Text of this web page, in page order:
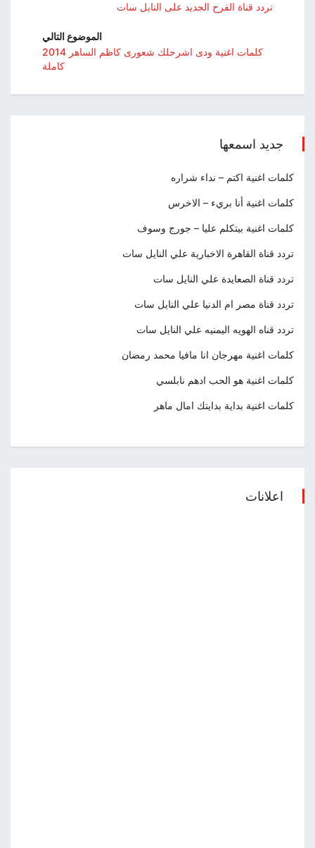
تردد قناة الفرح الجديد على النايل سات
الموضوع التالي
كلمات اغنية ودى اشرحلك شعورى كاظم الساهر 2014
كاملة
جديد اسمعها
كلمات اغنية اكتم – نداء شراره
كلمات اغنية أنا بريء – الاخرس
كلمات اغنية بيتكلم عليا – جورج وسوف
تردد قناة القاهرة الاخبارية علي النايل سات
تردد قناة الصعايدة علي النايل سات
تردد قناة مصر ام الدنيا علي النايل سات
تردد قناه الهويه اليمنيه علي النايل سات
كلمات اغنية مهرجان انا مافيا محمد رمضان
كلمات اغنية هو الحب ادهم نابلسي
كلمات اغنية بداية بدايتك امال ماهر
اعلانات